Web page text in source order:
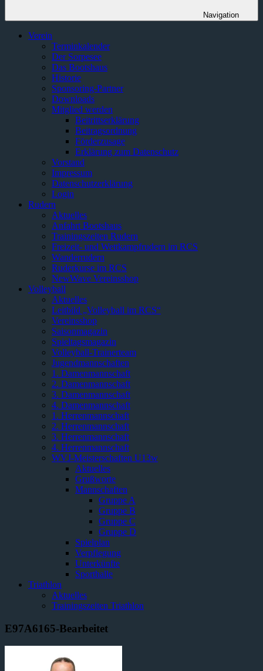
Navigation
Verein
Terminkalender
Der Sorpesee
Das Bootshaus
Historie
Sponsoring-Partner
Downloads
Mitglied werden
Beitrittserklärung
Beitragsordnung
Förderzusage
Erklärung zum Datenschutz
Vorstand
Impressum
Datenschutzerklärung
Login
Rudern
Aktuelles
Anfahrt Bootshaus
Trainingszeiten Rudern
Freizeit- und Wettkampfrudern im RCS
Wanderrudern
Ruderkurse im RCS
NewWave Vereinsshop
Volleyball
Aktuelles
Leitbild „Volleyball im RCS“
Vereinsshop
Saisonmagazin
Spieltagsmagazin
Volleyball-Trainerteam
Jugendmannschaften
1. Damenmannschaft
2. Damenmannschaft
3. Damenmannschaft
4. Damenmannschaft
1. Herrenmannschaft
2. Herrenmannschaft
3. Herrenmannschaft
4. Herrenmannschaft
WVJ-Meisterschaften U13w
Aktuelles
Grußworte
Mannschaften
Gruppe A
Gruppe B
Gruppe C
Gruppe D
Spielplan
Verpflegung
Unterkünfte
Sporthalle
Triathlon
Aktuelles
Trainingszeiten Triathlon
E97A6165-Bearbeitet